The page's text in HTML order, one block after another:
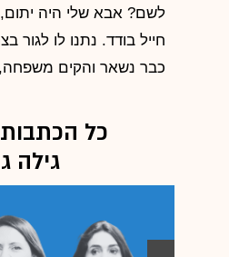
לשם? אבא שלי היה
חייל בודד. נתנו לו לגור
כבר נשאר והקים משפחה,
כל
גילה